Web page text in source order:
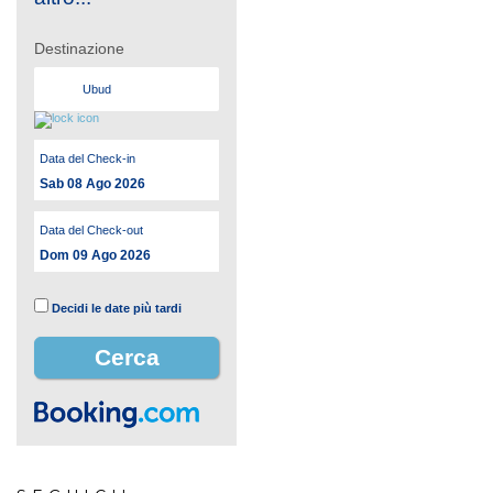
Destinazione
Data del Check-in
Sab 08 Ago 2026
Data del Check-out
Dom 09 Ago 2026
Decidi le date più tardi